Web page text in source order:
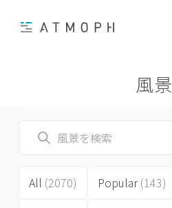
風景
All (2070)
Popular(143)